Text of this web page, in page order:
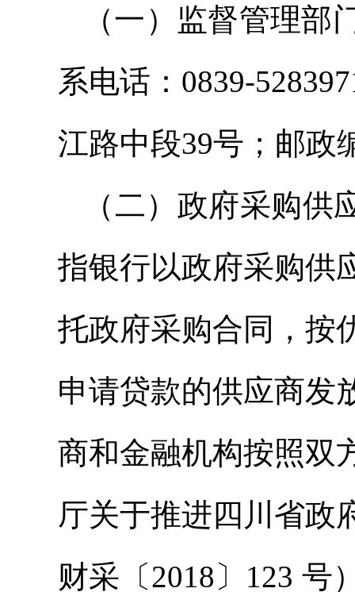
（一）监督管理
系电话：0839-
江路中段39号；邮政
（二）政府采购
指银行以政府采购供
托政府采购合同，按
申请贷款的供应商发
商和金融机构按照双
厅关于推进四川省政
财采〔2018〕123 号